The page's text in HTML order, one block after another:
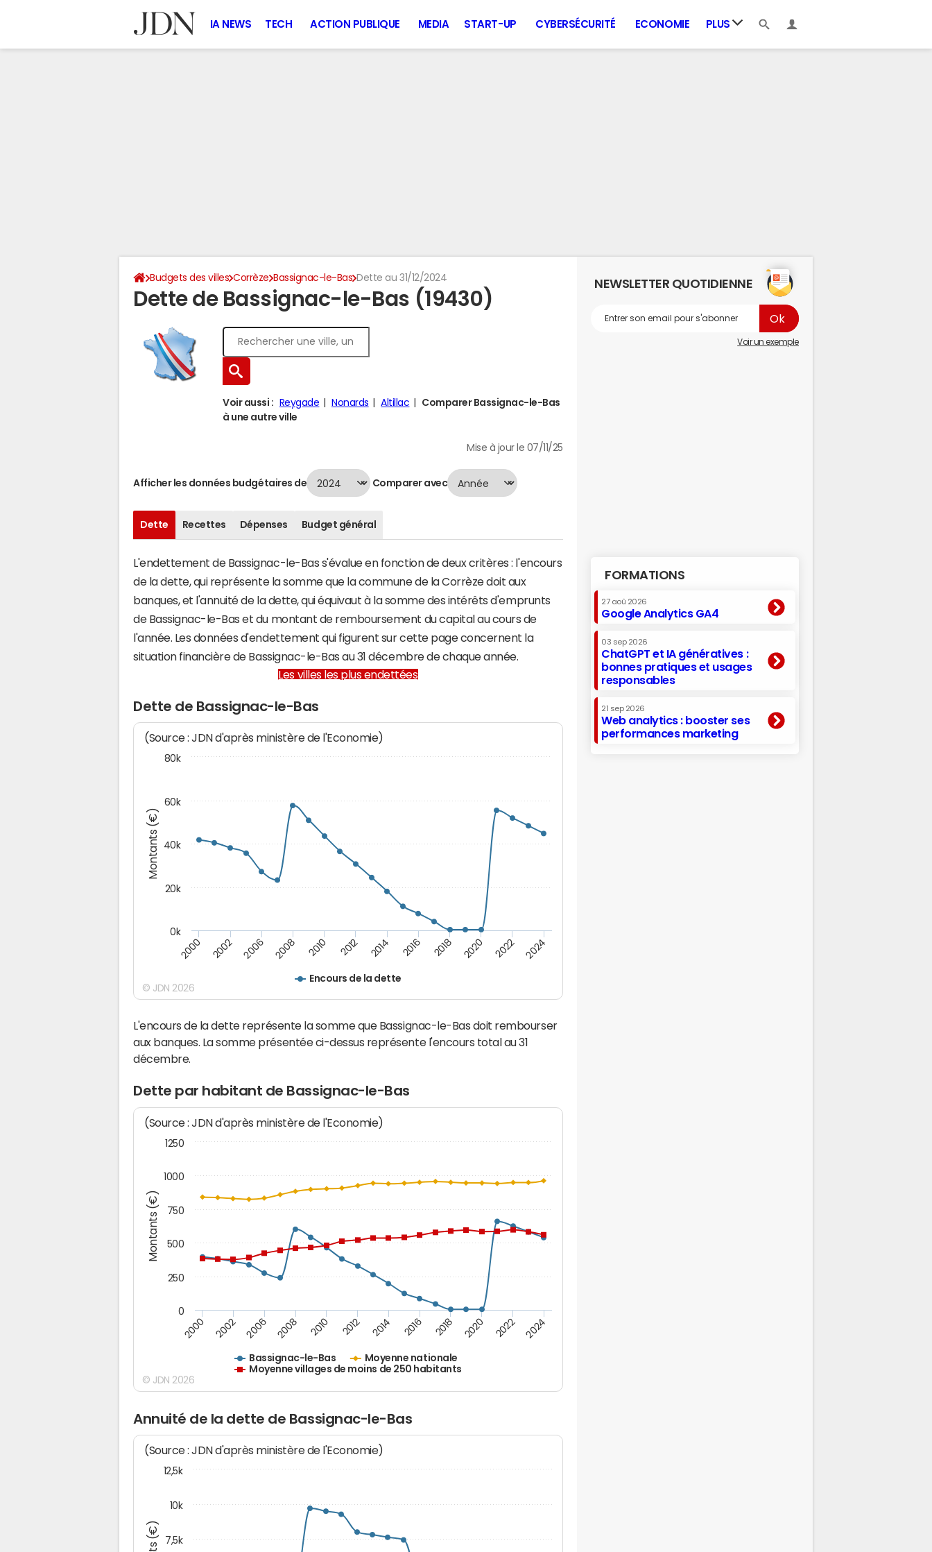
IA NEWS TECH ACTION PUBLIQUE MEDIA START-UP CYBERSÉCURITÉ ECONOMIE PLUS
Budgets des villes Corrèze Bassignac-le-Bas Dette au 31/12/2024
Dette de Bassignac-le-Bas (19430)
Voir aussi : Reygade Nonards Altillac
Comparer Bassignac-le-Bas
à une autre ville
Mise à jour le 07/11/25
Afficher les données budgétaires de Comparer avec
Dette Recettes Dépenses Budget général
L'endettement de Bassignac-le-Bas s'évalue en fonction de deux critères : l'encours
de la dette, qui représente la somme que la commune de la Corrèze doit aux
banques, et l'annuité de la dette, qui équivaut à la somme des intérêts d'emprunts
de Bassignac-le-Bas et du montant de remboursement du capital au cours de
l'année. Les données d'endettement qui figurent sur cette page concernent la
situation financière de Bassignac-le-Bas au 31 décembre de chaque année.
Les villes les plus endettées
Dette de Bassignac-le-Bas
Montants (€)
(Source : JDN d'après ministère de l'Economie)
Encours de la dette
2000 2002 2006 2008 2010 2012 2014 2016 2018 2020 2022 2024
0k
20k
40k
60k
80k
© JDN 2026
L'encours de la dette représente la somme que Bassignac-le-Bas doit rembourser
aux banques. La somme présentée ci-dessus représente l'encours total au 31
décembre.
Dette par habitant de Bassignac-le-Bas
Montants (€)
(Source : JDN d'après ministère de l'Economie)
Bassignac-le-Bas
Moyenne nationale
Moyenne villages de moins de 250 habitants
2000 2002 2006 2008 2010 2012 2014 2016 2018 2020 2022 2024
0
250
500
750
1000
1250
© JDN 2026
Annuité de la dette de Bassignac-le-Bas
(Source : JDN d'après ministère de l'Economie)
7,5k
10k
12,5k
NEWSLETTER QUOTIDIENNE
Voir un exemple
FORMATIONS
27 aoû 2026
Google Analytics GA4
03 sep 2026
ChatGPT et IA génératives :
bonnes pratiques et usages
responsables
21 sep 2026
Web analytics : booster ses
performances marketing